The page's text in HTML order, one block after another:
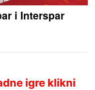
i Interspar
igre klikni